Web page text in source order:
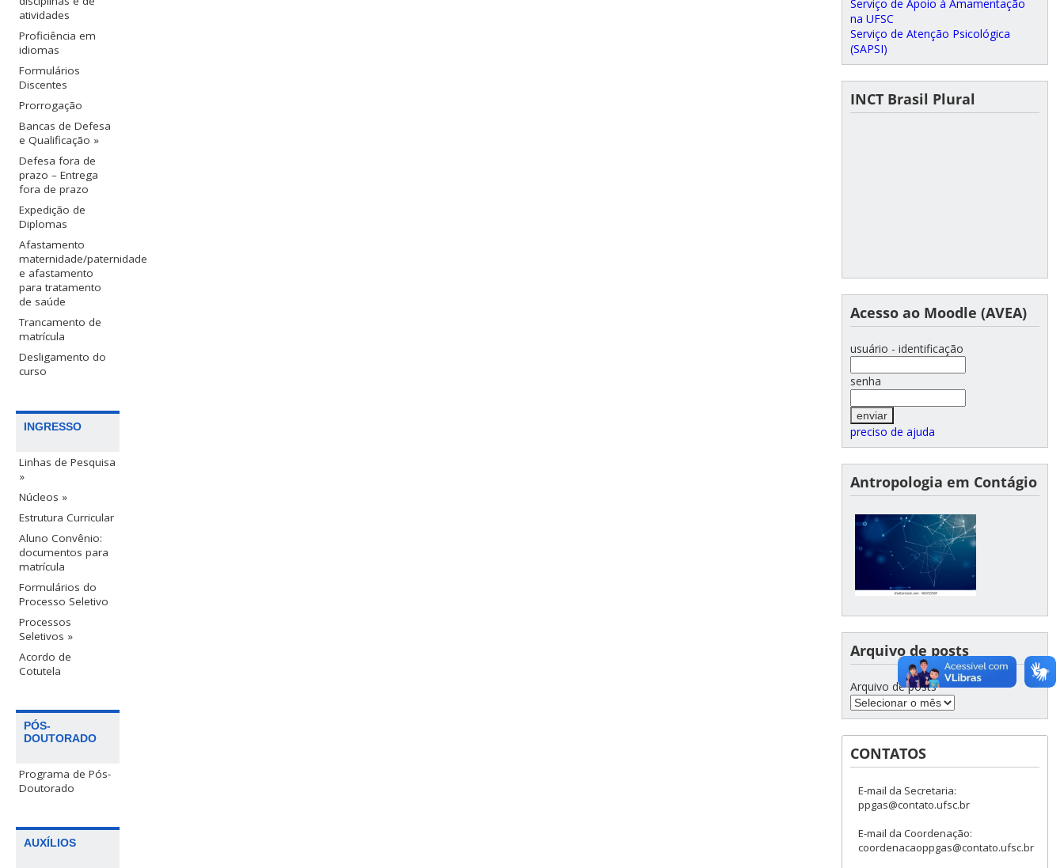
atividades
Proficiência em
idiomas
Formulários
Discentes
Prorrogação
Bancas de Defesa
e Qualificação »
Defesa fora de
prazo – Entrega
fora de prazo
Expedição de
Diplomas
Afastamento
maternidade/paternidade
e afastamento
para tratamento
de saúde
Trancamento de
matrícula
Desligamento do
curso
INGRESSO
Linhas de Pesquisa
»
Núcleos »
Estrutura Curricular
Aluno Convênio:
documentos para
matrícula
Formulários do
Processo Seletivo
Processos
Seletivos »
Acordo de
Cotutela
PÓS-
DOUTORADO
Programa de Pós-
Doutorado
AUXÍLIOS
Serviço de Apoio à Amamentação
na UFSC
Serviço de Atenção Psicológica
(SAPSI)
INCT Brasil Plural
Acesso ao Moodle (AVEA)
usuário - identificação
senha
preciso de ajuda
Antropologia em Contágio
Arquivo de posts
Arquivo de posts
CONTATOS
E-mail da Secretaria:
ppgas@contato.ufsc.br
E-mail da Coordenação:
coordenacaoppgas@contato.ufsc.br